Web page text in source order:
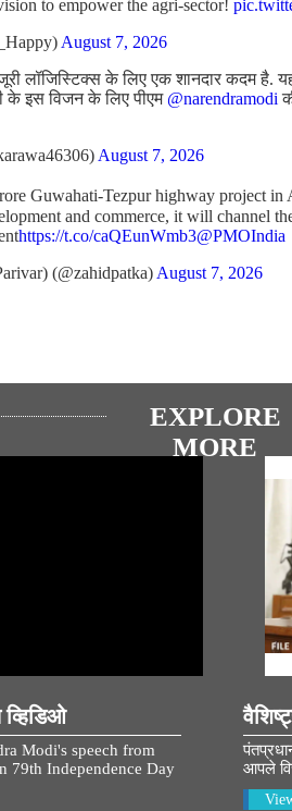
to empower the agri-sector!
August 7, 2026
लॉजिस्टिक्स के लिए एक शानदार कदम है.
के इस विजन के लिए पीएम @narendramodi
August 7, 2026
Guwahati-Tezpur highway project in
and commerce, it will channel
https://t.co/caQEunWmb3@PMOIndia
(@zahidpatka) August 7, 2026
EXPLORE
MORE
Modi's speech from
79th Independence Day
आपले